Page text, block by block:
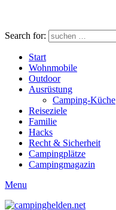
Search for:
Start
Wohnmobile
Outdoor
Ausrüstung
Camping-Küche
Reiseziele
Familie
Hacks
Recht & Sicherheit
Campingplätze
Campingmagazin
Menu